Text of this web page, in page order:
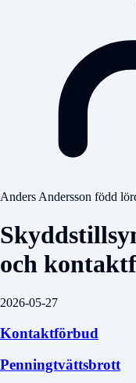
Anders Andersson född
och
2026-05-27
Kontaktförbud
Penningtvättsbrott